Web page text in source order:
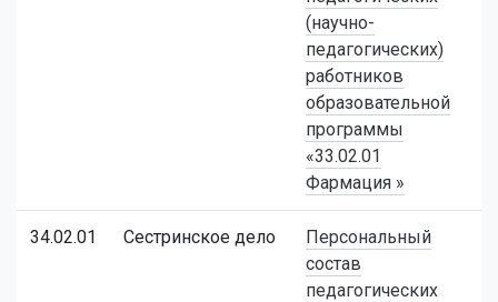
(научно-
педагогических)
работников
образовательной
программы
«33.02.01
Фармация »
34.02.01 Сестринское дело
Персональный
состав
педагогических